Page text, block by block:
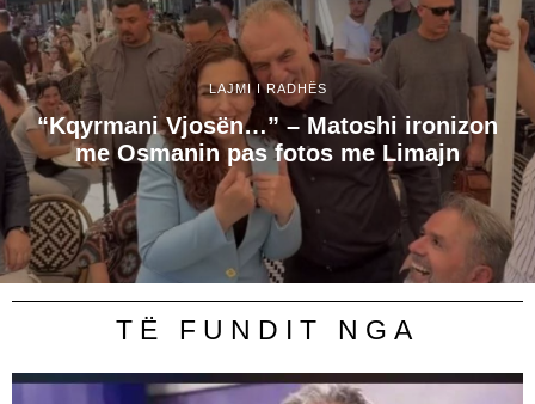
LAJMI I RADHËS
“Kqyrmani Vjosën…” – Matoshi ironizon
me Osmanin pas fotos me Limajn
TË FUNDIT NGA